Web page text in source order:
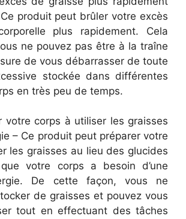
produit peut brûler votre excès
plus rapidement. Cela
ne pouvez pas être à la traîne
de vous débarrasser de toute
stockée dans différentes
en très peu de temps.
votre corps à utiliser les graisses
– Ce produit peut préparer votre
les graisses au lieu des glucides
votre corps a besoin d’une
De cette façon, vous ne
de graisses et pouvez vous
tout en effectuant des tâches